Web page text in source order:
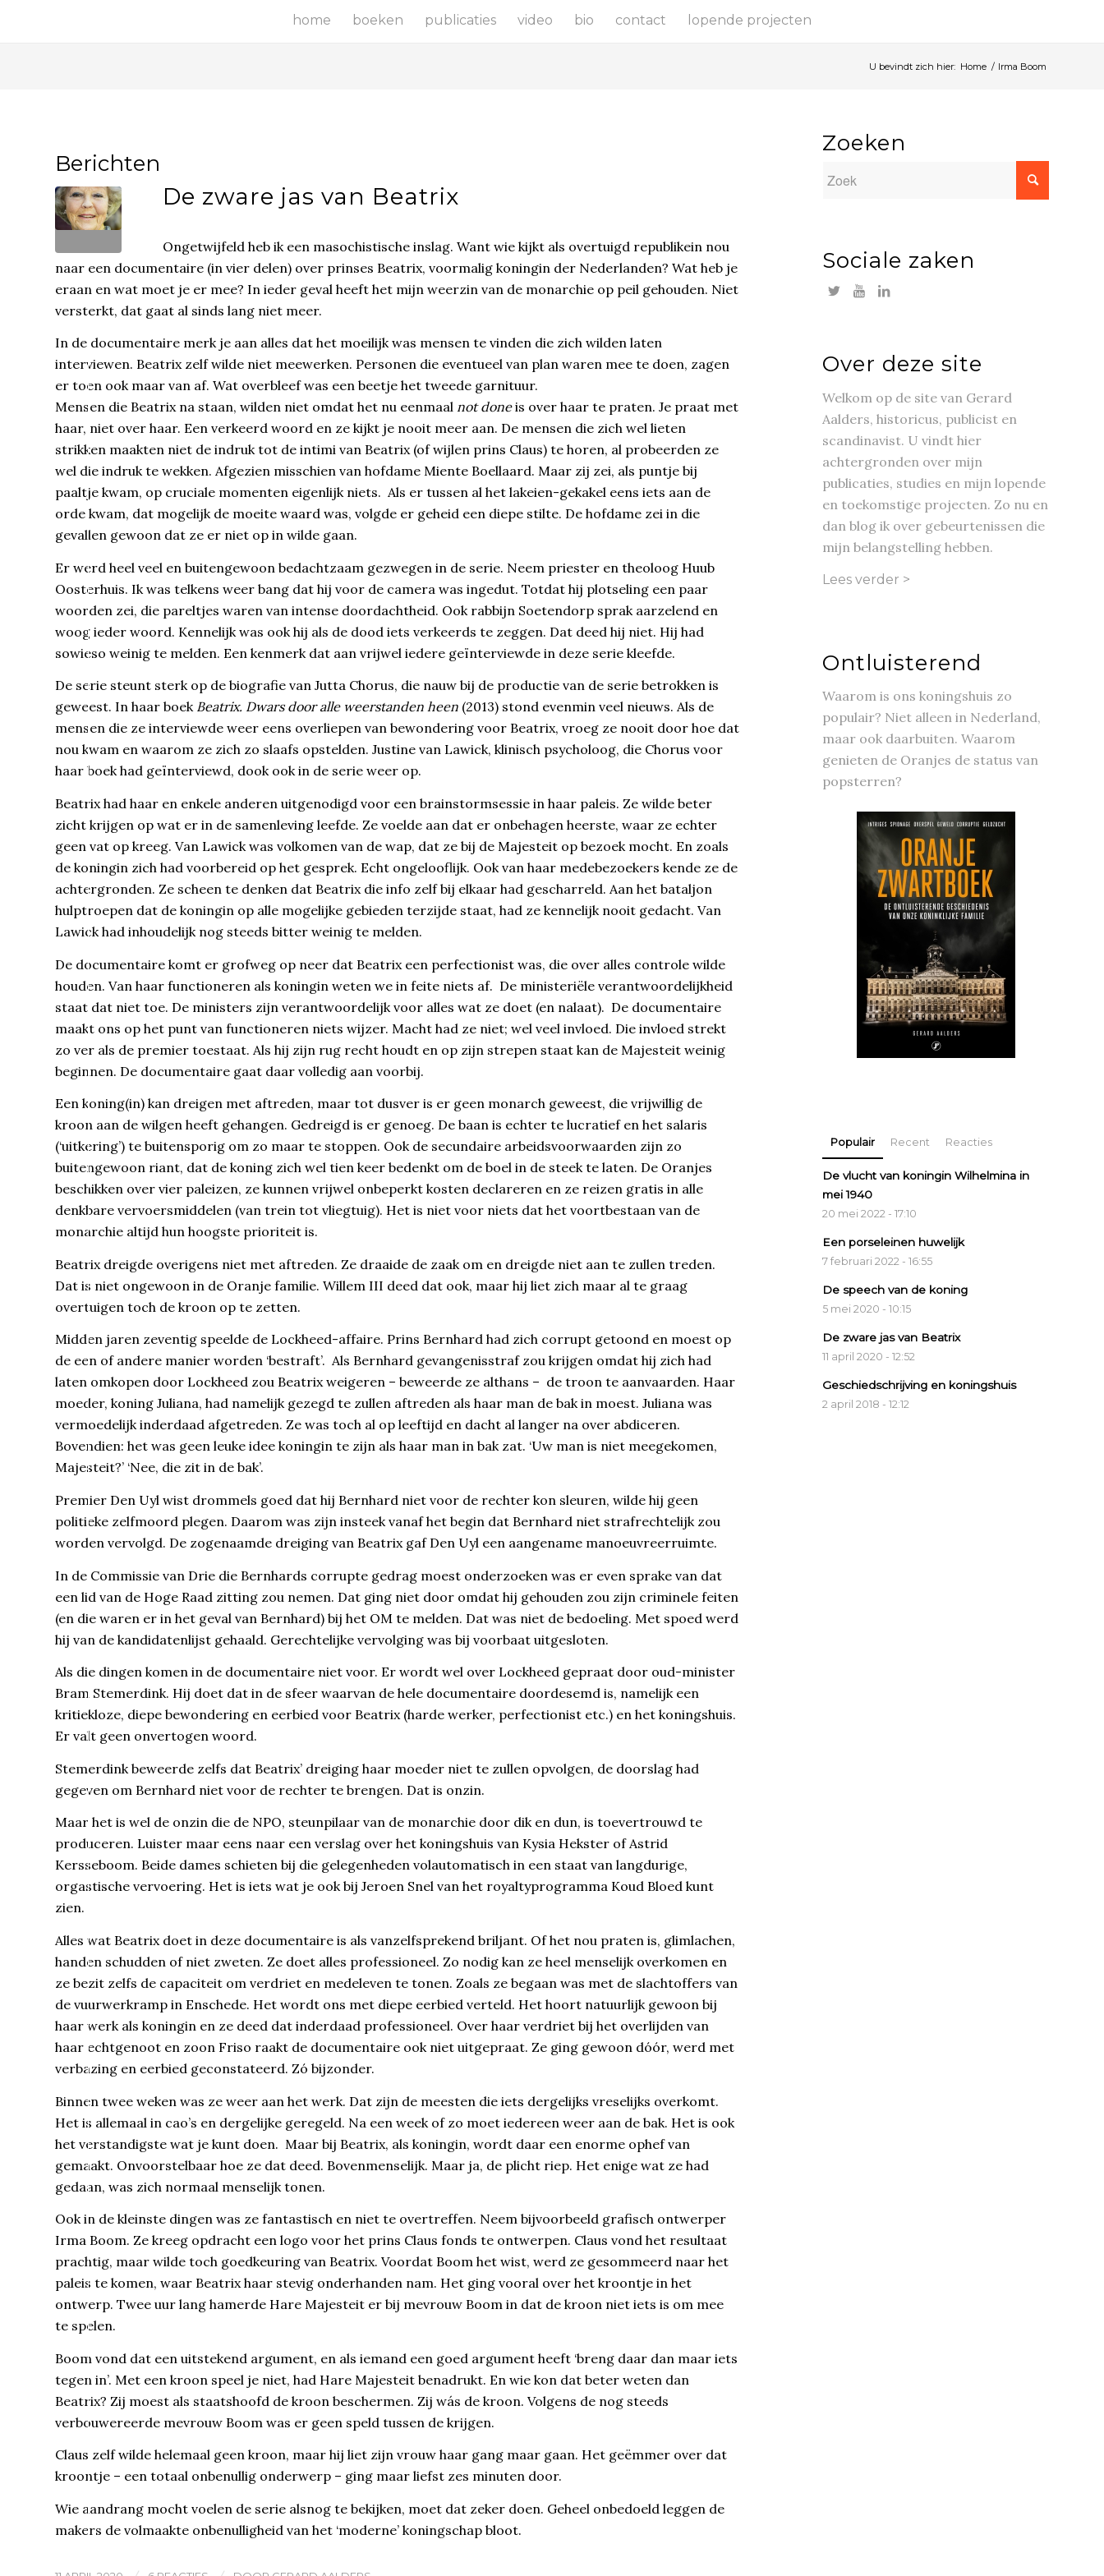
home boeken publicaties video bio contact lopende projecten
U bevindt zich hier: Home / Irma Boom
Berichten
De zware jas van Beatrix
Ongetwijfeld heb ik een masochistische inslag. Want wie kijkt als overtuigd republikein nou
naar een documentaire (in vier delen) over prinses Beatrix, voormalig koningin der Nederlanden? Wat heb je
eraan en wat moet je er mee? In ieder geval heeft het mijn weerzin van de monarchie op peil gehouden. Niet
versterkt, dat gaat al sinds lang niet meer.
In de documentaire merk je aan alles dat het moeilijk was mensen te vinden die zich wilden laten
interviewen. Beatrix zelf wilde niet meewerken. Personen die eventueel van plan waren mee te doen, zagen
er toen ook maar van af. Wat overbleef was een beetje het tweede garnituur.
Mensen die Beatrix na staan, wilden niet omdat het nu eenmaal not doneis over haar te praten. Je praat met
haar, niet over haar. Een verkeerd woord en ze kijkt je nooit meer aan. De mensen die zich wel lieten
strikken maakten niet de indruk tot de intimi van Beatrix (of wijlen prins Claus) te horen, al probeerden ze
wel die indruk te wekken. Afgezien misschien van hofdame Miente Boellaard. Maar zij zei, als puntje bij
paaltje kwam, op cruciale momenten eigenlijk niets. Als er tussen al het lakeien-gekakel eens iets aan de
orde kwam, dat mogelijk de moeite waard was, volgde er geheid een diepe stilte. De hofdame zei in die
gevallen gewoon dat ze er niet op in wilde gaan.
Er werd heel veel en buitengewoon bedachtzaam gezwegen in de serie. Neem priester en theoloog Huub
Oosterhuis. Ik was telkens weer bang dat hij voor de camera was ingedut. Totdat hij plotseling een paar
woorden zei, die pareltjes waren van intense doordachtheid. Ook rabbijn Soetendorp sprak aarzelend en
woog ieder woord. Kennelijk was ook hij als de dood iets verkeerds te zeggen. Dat deed hij niet. Hij had
sowieso weinig te melden. Een kenmerk dat aan vrijwel iedere geïnterviewde in deze serie kleefde.
De serie steunt sterk op de biografie van Jutta Chorus, die nauw bij de productie van de serie betrokken is
geweest. In haar boek Beatrix. Dwars door alle weerstanden heen (2013) stond evenmin veel nieuws. Als de
mensen die ze interviewde weer eens overliepen van bewondering voor Beatrix, vroeg ze nooit door hoe dat
nou kwam en waarom ze zich zo slaafs opstelden. Justine van Lawick, klinisch psycholoog, die Chorus voor
haar boek had geïnterviewd, dook ook in de serie weer op.
Beatrix had haar en enkele anderen uitgenodigd voor een brainstormsessie in haar paleis. Ze wilde beter
zicht krijgen op wat er in de samenleving leefde. Ze voelde aan dat er onbehagen heerste, waar ze echter
geen vat op kreeg. Van Lawick was volkomen van de wap, dat ze bij de Majesteit op bezoek mocht. En zoals
de koningin zich had voorbereid op het gesprek. Echt ongelooflijk. Ook van haar medebezoekers kende ze de
achtergronden. Ze scheen te denken dat Beatrix die info zelf bij elkaar had gescharreld. Aan het bataljon
hulptroepen dat de koningin op alle mogelijke gebieden terzijde staat, had ze kennelijk nooit gedacht. Van
Lawick had inhoudelijk nog steeds bitter weinig te melden.
De documentaire komt er grofweg op neer dat Beatrix een perfectionist was, die over alles controle wilde
houden. Van haar functioneren als koningin weten we in feite niets af. De ministeriële verantwoordelijkheid
staat dat niet toe. De ministers zijn verantwoordelijk voor alles wat ze doet (en nalaat). De documentaire
maakt ons op het punt van functioneren niets wijzer. Macht had ze niet; wel veel invloed. Die invloed strekt
zo ver als de premier toestaat. Als hij zijn rug recht houdt en op zijn strepen staat kan de Majesteit weinig
beginnen. De documentaire gaat daar volledig aan voorbij.
Een koning(in) kan dreigen met aftreden, maar tot dusver is er geen monarch geweest, die vrijwillig de
kroon aan de wilgen heeft gehangen. Gedreigd is er genoeg. De baan is echter te lucratief en het salaris
(‘uitkering’) te buitensporig om zo maar te stoppen. Ook de secundaire arbeidsvoorwaarden zijn zo
buitengewoon riant, dat de koning zich wel tien keer bedenkt om de boel in de steek te laten. De Oranjes
beschikken over vier paleizen, ze kunnen vrijwel onbeperkt kosten declareren en ze reizen gratis in alle
denkbare vervoersmiddelen (van trein tot vliegtuig). Het is niet voor niets dat het voortbestaan van de
monarchie altijd hun hoogste prioriteit is.
Beatrix dreigde overigens niet met aftreden. Ze draaide de zaak om en dreigde niet aan te zullen treden.
Dat is niet ongewoon in de Oranje familie. Willem III deed dat ook, maar hij liet zich maar al te graag
overtuigen toch de kroon op te zetten.
Midden jaren zeventig speelde de Lockheed-affaire. Prins Bernhard had zich corrupt getoond en moest op
de een of andere manier worden ‘bestraft’. Als Bernhard gevangenisstraf zou krijgen omdat hij zich had
laten omkopen door Lockheed zou Beatrix weigeren – beweerde ze althans – de troon te aanvaarden. Haar
moeder, koning Juliana, had namelijk gezegd te zullen aftreden als haar man de bak in moest. Juliana was
vermoedelijk inderdaad afgetreden. Ze was toch al op leeftijd en dacht al langer na over abdiceren.
Bovendien: het was geen leuke idee koningin te zijn als haar man in bak zat. ‘Uw man is niet meegekomen,
Majesteit?’ ‘Nee, die zit in de bak’.
Premier Den Uyl wist drommels goed dat hij Bernhard niet voor de rechter kon sleuren, wilde hij geen
politieke zelfmoord plegen. Daarom was zijn insteek vanaf het begin dat Bernhard niet strafrechtelijk zou
worden vervolgd. De zogenaamde dreiging van Beatrix gaf Den Uyl een aangename manoeuvreerruimte.
In de Commissie van Drie die Bernhards corrupte gedrag moest onderzoeken was er even sprake van dat
een lid van de Hoge Raad zitting zou nemen. Dat ging niet door omdat hij gehouden zou zijn criminele feiten
(en die waren er in het geval van Bernhard) bij het OM te melden. Dat was niet de bedoeling. Met spoed werd
hij van de kandidatenlijst gehaald. Gerechtelijke vervolging was bij voorbaat uitgesloten.
Als die dingen komen in de documentaire niet voor. Er wordt wel over Lockheed gepraat door oud-minister
Bram Stemerdink. Hij doet dat in de sfeer waarvan de hele documentaire doordesemd is, namelijk een
kritiekloze, diepe bewondering en eerbied voor Beatrix (harde werker, perfectionist etc.) en het koningshuis.
Er valt geen onvertogen woord.
Stemerdink beweerde zelfs dat Beatrix’ dreiging haar moeder niet te zullen opvolgen, de doorslag had
gegeven om Bernhard niet voor de rechter te brengen. Dat is onzin.
Maar het is wel de onzin die de NPO, steunpilaar van de monarchie door dik en dun, is toevertrouwd te
produceren. Luister maar eens naar een verslag over het koningshuis van Kysia Hekster of Astrid
Kersseboom. Beide dames schieten bij die gelegenheden volautomatisch in een staat van langdurige,
orgastische vervoering. Het is iets wat je ook bij Jeroen Snel van het royaltyprogramma Koud Bloed kunt
zien.
Alles wat Beatrix doet in deze documentaire is als vanzelfsprekend briljant. Of het nou praten is, glimlachen,
handen schudden of niet zweten. Ze doet alles professioneel. Zo nodig kan ze heel menselijk overkomen en
ze bezit zelfs de capaciteit om verdriet en medeleven te tonen. Zoals ze begaan was met de slachtoffers van
de vuurwerkramp in Enschede. Het wordt ons met diepe eerbied verteld. Het hoort natuurlijk gewoon bij
haar werk als koningin en ze deed dat inderdaad professioneel. Over haar verdriet bij het overlijden van
haar echtgenoot en zoon Friso raakt de documentaire ook niet uitgepraat. Ze ging gewoon dóór, werd met
verbazing en eerbied geconstateerd. Zó bijzonder.
Binnen twee weken was ze weer aan het werk. Dat zijn de meesten die iets dergelijks vreselijks overkomt.
Het is allemaal in cao’s en dergelijke geregeld. Na een week of zo moet iedereen weer aan de bak. Het is ook
het verstandigste wat je kunt doen. Maar bij Beatrix, als koningin, wordt daar een enorme ophef van
gemaakt. Onvoorstelbaar hoe ze dat deed. Bovenmenselijk. Maar ja, de plicht riep. Het enige wat ze had
gedaan, was zich normaal menselijk tonen.
Ook in de kleinste dingen was ze fantastisch en niet te overtreffen. Neem bijvoorbeeld grafisch ontwerper
Irma Boom. Ze kreeg opdracht een logo voor het prins Claus fonds te ontwerpen. Claus vond het resultaat
prachtig, maar wilde toch goedkeuring van Beatrix. Voordat Boom het wist, werd ze gesommeerd naar het
paleis te komen, waar Beatrix haar stevig onderhanden nam. Het ging vooral over het kroontje in het
ontwerp. Twee uur lang hamerde Hare Majesteit er bij mevrouw Boom in dat de kroon niet iets is om mee
te spelen.
Boom vond dat een uitstekend argument, en als iemand een goed argument heeft ‘breng daar dan maar iets
tegen in’. Met een kroon speel je niet, had Hare Majesteit benadrukt. En wie kon dat beter weten dan
Beatrix? Zij moest als staatshoofd de kroon beschermen. Zij wás de kroon. Volgens de nog steeds
verbouwereerde mevrouw Boom was er geen speld tussen de krijgen.
Claus zelf wilde helemaal geen kroon, maar hij liet zijn vrouw haar gang maar gaan. Het geëmmer over dat
kroontje – een totaal onbenullig onderwerp – ging maar liefst zes minuten door.
Wie aandrang mocht voelen de serie alsnog te bekijken, moet dat zeker doen. Geheel onbedoeld leggen de
makers de volmaakte onbenulligheid van het ‘moderne’ koningschap bloot.
Zoeken
Sociale zaken
Over deze site
Welkom op de site van Gerard
Aalders, historicus, publicist en
scandinavist. U vindt hier
achtergronden over mijn
publicaties, studies en mijn lopende
en toekomstige projecten. Zo nu en
dan blog ik over gebeurtenissen die
mijn belangstelling hebben.
Lees verder >
Ontluisterend
Waarom is ons koningshuis zo
populair? Niet alleen in Nederland,
maar ook daarbuiten. Waarom
genieten de Oranjes de status van
popsterren?
Populair Recent Reacties
De vlucht van koningin Wilhelmina in
mei 1940
20 mei 2022 - 17:10
Een porseleinen huwelijk
7 februari 2022 - 16:55
De speech van de koning
5 mei 2020 - 10:15
De zware jas van Beatrix
11 april 2020 - 12:52
Geschiedschrijving en koningshuis
2 april 2018 - 12:12